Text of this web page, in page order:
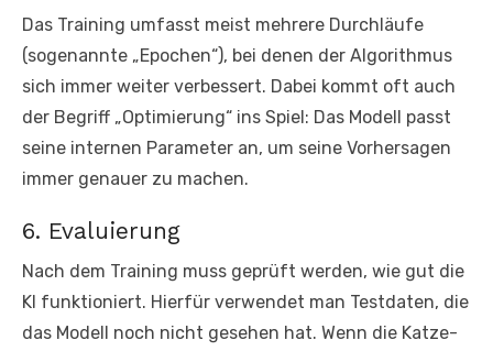
Das Training umfasst meist mehrere Durchläufe
(sogenannte „Epochen“), bei denen der Algorithmus
sich immer weiter verbessert. Dabei kommt oft auch
der Begriff „Optimierung“ ins Spiel: Das Modell passt
seine internen Parameter an, um seine Vorhersagen
immer genauer zu machen.
6. Evaluierung
Nach dem Training muss geprüft werden, wie gut die
KI funktioniert. Hierfür verwendet man Testdaten, die
das Modell noch nicht gesehen hat. Wenn die Katze-